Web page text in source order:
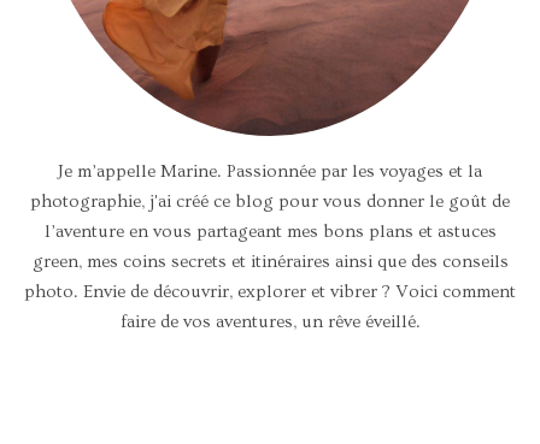
Je m’appelle Marine. Passionnée par les voyages et la
photographie, j'ai créé ce blog pour vous donner le goût de
l’aventure en vous partageant mes bons plans et astuces
green, mes coins secrets et itinéraires ainsi que des conseils
photo. Envie de découvrir, explorer et vibrer ? Voici comment
faire de vos aventures, un rêve éveillé.